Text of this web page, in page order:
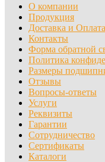
О компании
Продукция
Доставка и Оплата
Контакты
Форма обратной
Политика
Размеры
Отзывы
Вопросы-ответы
Услуги
Реквизиты
Гарантии
Сотрудничество
Сертификаты
Каталоги